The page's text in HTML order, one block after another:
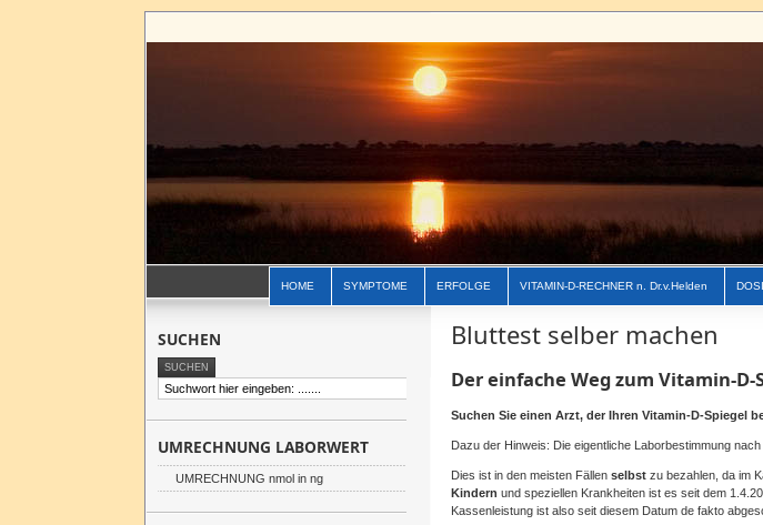
HOME SYMPTOME ERFOLGE VITAMIN-D-RECHNER n. Dr.v.Helden
Bluttest selber machen
Der einfache Weg zum Vitamin-D-
Suchen Sie einen Arzt, der Ihren Vitamin-D-Spiegel
Dazu der Hinweis: Die eigentliche Laborbestimmung
Dies ist in den meisten Fällen selbst zu bezahlen, da im
Kindern und speziellen Krankheiten ist es seit dem
Kassenleistung ist also seit diesem Datum de fakto
SUCHEN
UMRECHNUNG LABORWERT
UMRECHNUNG nmol in ng